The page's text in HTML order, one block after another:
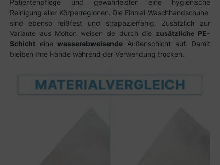
Patientenpflege und gewährleisten eine hygienische
Reinigung aller Körperregionen. Die Einmal-Waschhandschuhe
sind ebenso reißfest und strapazierfähig. Zusätzlich zur
Variante aus Molton weisen sie durch die zusätzliche PE-
Schicht einewasserabweisende Außenschicht auf. Damit
bleiben Ihre Hände während der Verwendung trocken.